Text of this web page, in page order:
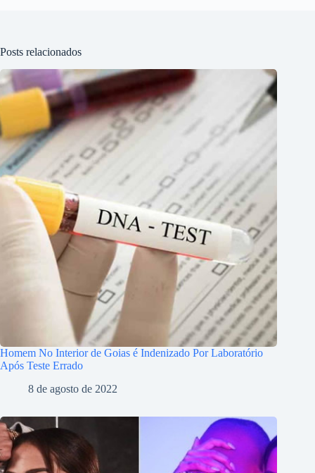
Posts relacionados
Homem No Interior de Goias é Indenizado Por Laboratório
Após Teste Errado
8 de agosto de 2022